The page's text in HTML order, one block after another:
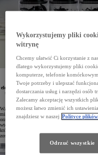
Inżynierowie z Toyota Chemical
wykorzystywanych w pojazdach o
elektrycznych. Nowe rozwiązanie wyróżnia
technologicznego oraz umożliwia
Wzrost popularności pojazdów elektrycznych i
minerały niezbędne do wytwarzania baterii
oraz kobaltu. Z uwagi na ograniczoną
wtórnych staje się kwestią priorytetową i
która wesprze starania w osiągnięciu zerowego
zostaną zobligowani od 2031 roku do
Wykorzystujemy pliki
witrynę
Chcemy ułatwić Ci korzystanie z
dlatego wykorzystujemy pliki
komputerze, telefonie
Twoje potrzeby i ulepszać
dostarczania usług i narzędzi osób
Zalecamy akceptację wszystkich
możesz łatwo zmienić ich
znajdziesz w naszej Polityce
Odrzuć wszystkie